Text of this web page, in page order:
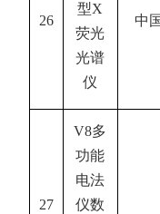
26
型X
荧光
光谱
仪
中国
27
V8多
功能
电法
仪数